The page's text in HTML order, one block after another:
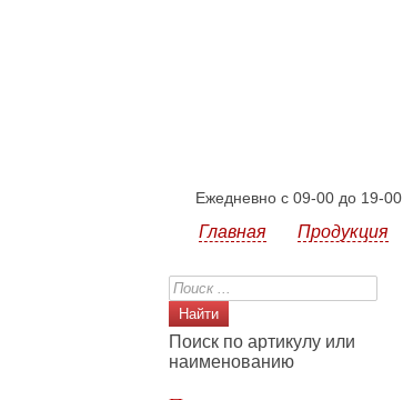
Ежедневно с 09-00 до 19-00
Главная Продукция
Поиск по артикулу или
наименованию